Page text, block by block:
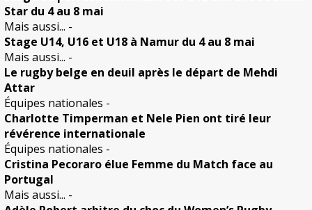
Star du 4 au 8 mai
Mais aussi... -
Stage U14, U16 et U18 à Namur du 4 au 8 mai
Mais aussi... -
Le rugby belge en deuil après le départ de Mehdi
Attar
Équipes nationales -
Charlotte Timperman et Nele Pien ont tiré leur
révérence internationale
Équipes nationales -
Cristina Pecoraro élue Femme du Match face au
Portugal
Mais aussi... -